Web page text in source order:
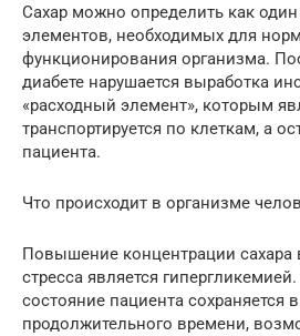
Сахар можно определить как
элементов, необходимых для
функционирования организма.
диабете нарушается выработка
«расходный элемент», которым
транспортируется по клеткам, а
пациента.
Что происходит в организме
Повышение концентрации сахара
стресса является
состояние пациента сохраняется
продолжительного времени,